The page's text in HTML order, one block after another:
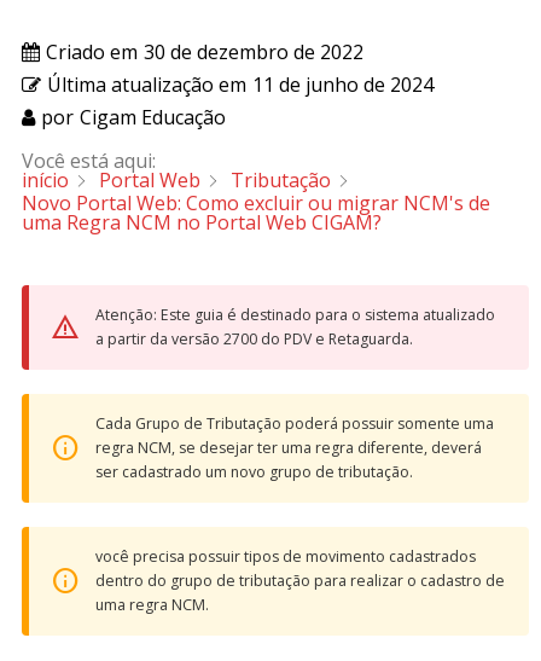
Criado em 30 de dezembro de 2022
Última atualização em 11 de junho de 2024
por Cigam Educação
Você está aqui:
início Portal Web
Tributação
Novo Portal Web: Como excluir ou migrar NCM's de
uma Regra NCM no Portal Web CIGAM?
Atenção: Este guia é destinado para o sistema atualizado
a partir da versão 2700 do PDV e Retaguarda.
Cada Grupo de Tributação poderá possuir somente uma
regra NCM, se desejar ter uma regra diferente, deverá
ser cadastrado um novo grupo de tributação.
você precisa possuir tipos de movimento cadastrados
dentro do grupo de tributação para realizar o cadastro de
uma regra NCM.